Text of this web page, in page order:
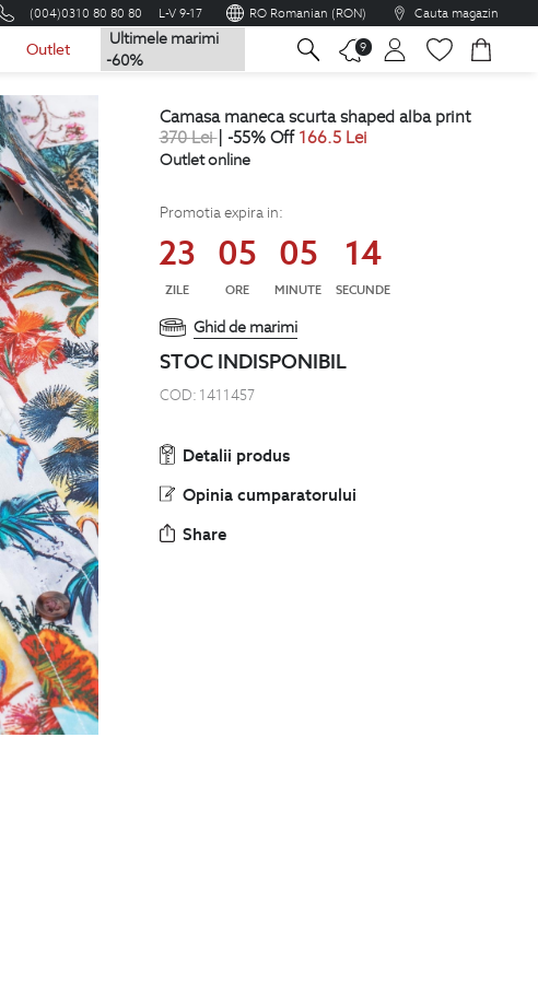
(004)0310 80 80 80 L-V 9-17 RO Romanian (RON) Cauta magazin
Outlet
Ultimele marimi
-60%
9
Romana
370Lei| -55% Off 166.5Lei
Outlet online
23 05 05 13
STOC INDISPONIBIL
Detalii produs
Opinia cumparatorului